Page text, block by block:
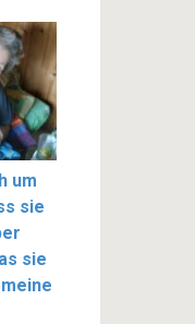
um
sie
sie